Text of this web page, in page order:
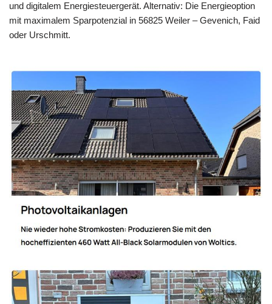
und digitalem Energiesteuergerät. Alternativ: Die Energieoption
mit maximalem Sparpotenzial in 56825 Weiler – Gevenich, Faid
oder Urschmitt.